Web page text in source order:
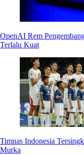
OpenAI Rem
Terlalu Kuat
Timnas Indonesia
Murka